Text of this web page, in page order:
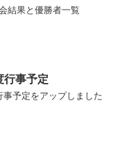
結果と優勝者一覧
行事予定
事予定をアップしました